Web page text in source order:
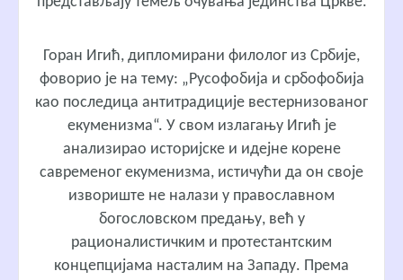
Горан Игић, дипломирани филолог из Србије,
фоворио је на тему: „Русофобија и србофобија
као последица антитрадиције вестернизованог
екуменизма“. У свом излагању Игић је
анализирао историјске и идејне корене
савременог екуменизма, истичући да он своје
извориште не налази у православном
богословском предању, већ у
рационалистичким и протестантским
концепцијама насталим на Западу. Према